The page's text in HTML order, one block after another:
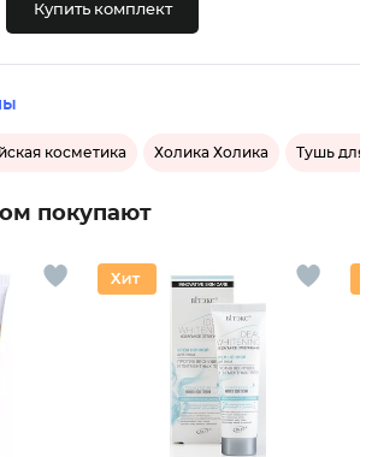
Купить комплект
косметика Холика Холика Тушь для
покупают